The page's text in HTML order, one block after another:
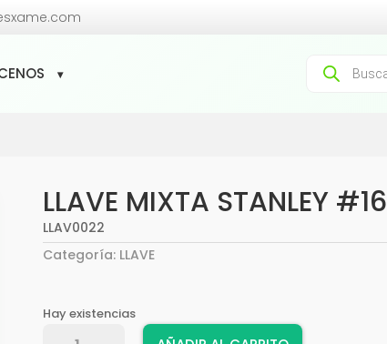
Búsqueda
productos
LLAVE MIXTA STANLEY #16
LLAV0022
Categoría: LLAVE
Hay existencias